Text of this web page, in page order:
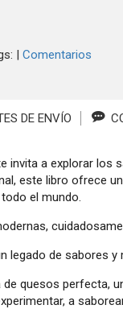
| Comentarios
DE ENVÍO
invita a explorar los
este libro ofrece
el mundo.
legado de sabores
de quesos perfecta,
a